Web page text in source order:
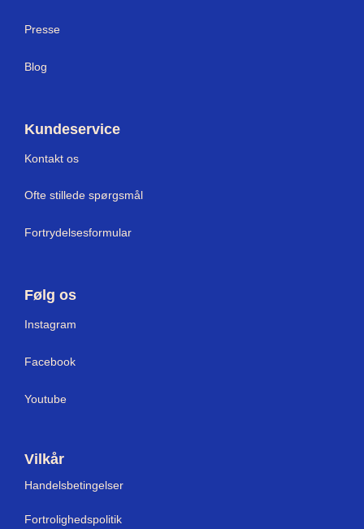
Presse
Blog
Kundeservice
Kontakt os
Ofte stillede spørgsmål
Fortrydelsesformular
Følg os
Instagram
Facebook
Youtube
Vilkår
Handelsbetingelser
Fortrolighedspolitik